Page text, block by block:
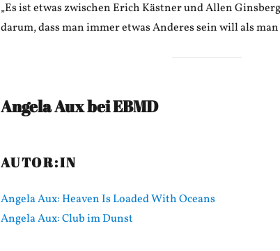
„Es ist etwas zwischen Erich Kästner und Allen
darum, dass man immer etwas Anderes sein will als man
Angela Aux bei EBMD
AUTOR:IN
Angela Aux: Heaven Is Loaded With Oceans
Angela Aux: Club im Dunst